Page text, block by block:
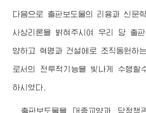
다음으로 출판보도물의 리용과 신문
사상리론을 밝혀주시여 우리 당 출
양하고 혁명과 건설에로 조직동원하
로서의 전투적기능을 빛나게 수행할
하시였다.
출판보도물을 대중교양과 당정책